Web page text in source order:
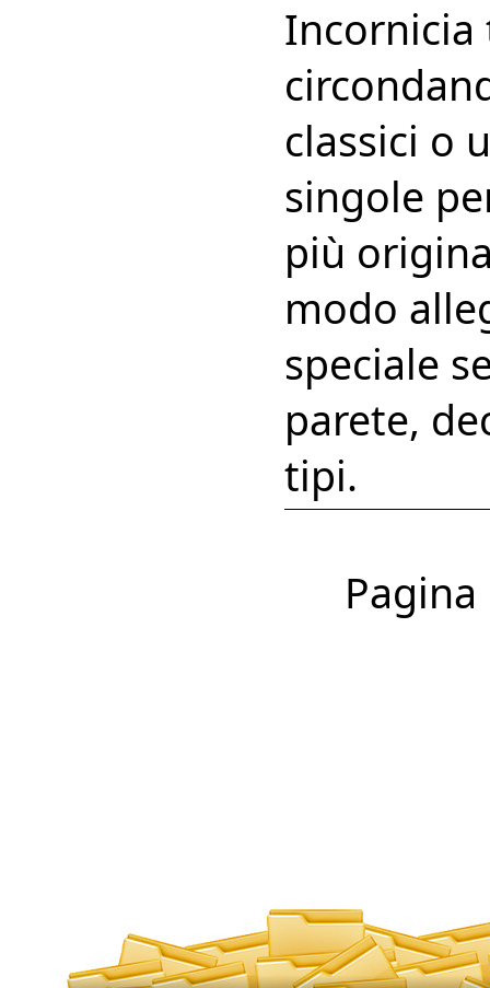
classici o
singole
più
modo
speciale
parete,
tipi.